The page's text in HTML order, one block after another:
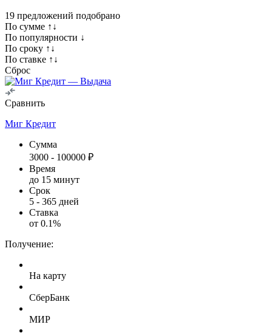
19 предложений подобрано
По сумме ↑↓
По популярности ↓
По сроку ↑↓
По ставке ↑↓
Сброс
Сравнить
Миг Кредит
Сумма
3000 - 100000 ₽
Время
до 15 минут
Срок
5 - 365 дней
Ставка
от 0.1%
Получение:
На карту
СберБанк
МИР